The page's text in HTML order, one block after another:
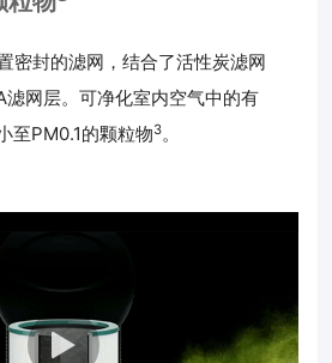
密封的滤网，结合了活性炭滤网
滤网层。可净化室内空气中的有
至PM0.1的颗粒物3。